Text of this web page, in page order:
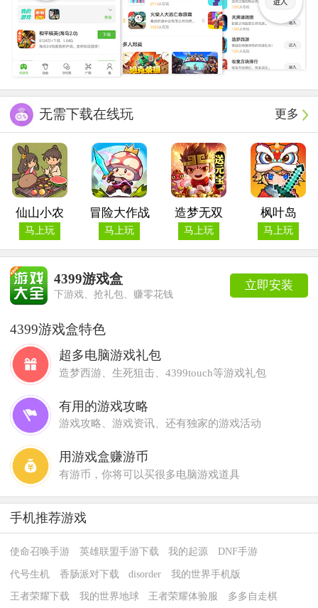
更多
无需下载在线玩
仙山小农
马上玩
冒险大作战
马上玩
造梦无双
马上玩
枫叶岛
马上玩
立即安装
4399游戏盒
下游戏、抢礼包、赚零花钱
4399游戏盒特色
超多电脑游戏礼包
造梦西游、生死狙击、4399touch等游戏礼包
有用的游戏攻略
游戏攻略、游戏资讯、还有独家的游戏活动
用游戏盒赚游币
有游币，你将可以买很多电脑游戏道具
手机推荐游戏
使命召唤手游 英雄联盟手游下载 我的起源 DNF手游
代号生机 香肠派对下载 disorder 我的世界手机版
王者荣耀下载 我的世界地球 王者荣耀体验服 多多自走棋